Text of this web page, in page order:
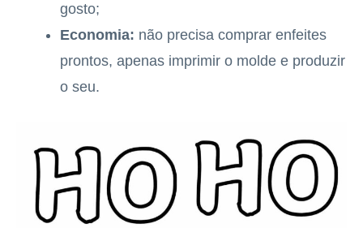
gosto;
Economia: não precisa comprar enfeites
prontos, apenas imprimir o molde e produzir
o seu.